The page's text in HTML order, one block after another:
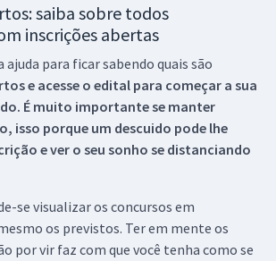
saiba sobre todos
inscrições abertas
ajuda para ficar sabendo quais são
e acesse o edital para começar a sua
É muito importante se manter
isso porque um descuido pode lhe
e ver o seu sonho se distanciando
se visualizar os concursos em
os previstos. Ter em mente os
por vir faz com que você tenha como se